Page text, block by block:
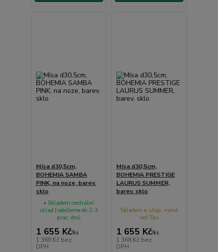
Mísa d30,5cm,
BOHEMIA SAMBA
PINK, na noze, barev.
sklo
1 655 Kč/ks
1 368 Kč bez
DPH
• Skladem centrální
sklad | odešleme do 2-3
prac. dnů
Mísa d30,5cm,
BOHEMIA PRESTIGE
LAURUS SUMMER,
barev. sklo
1 655 Kč/ks
1 368 Kč bez
DPH
Skladem e-shop, méně
než 5ks